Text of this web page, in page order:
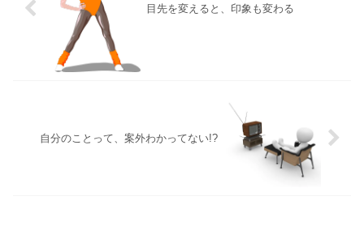
目先を変えると、印象も変わる
自分のことって、案外わかってない!?